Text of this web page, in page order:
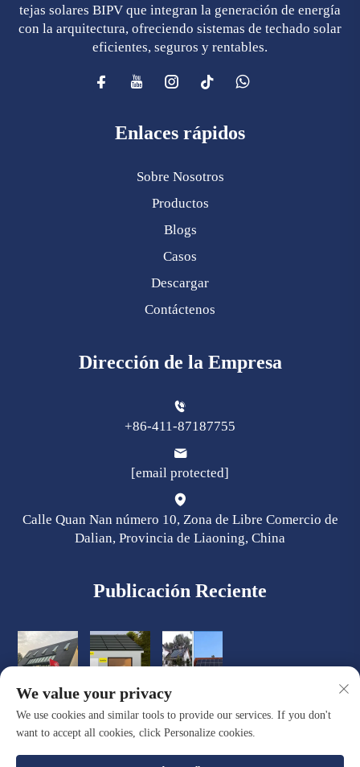
tejas solares BIPV que integran la generación de energía
con la arquitectura, ofreciendo sistemas de techado solar
eficientes, seguros y rentables.
Enlaces rápidos
Sobre Nosotros
Productos
Blogs
Casos
Descargar
Contáctenos
Dirección de la Empresa
+86-411-87187755
[email protected]
Calle Quan Nan número 10, Zona de Libre Comercio de
Dalian, Provincia de Liaoning, China
Publicación Reciente
We value your privacy
We use cookies and similar tools to provide our services. If you don't
want to accept all cookies, click Personalize cookies.